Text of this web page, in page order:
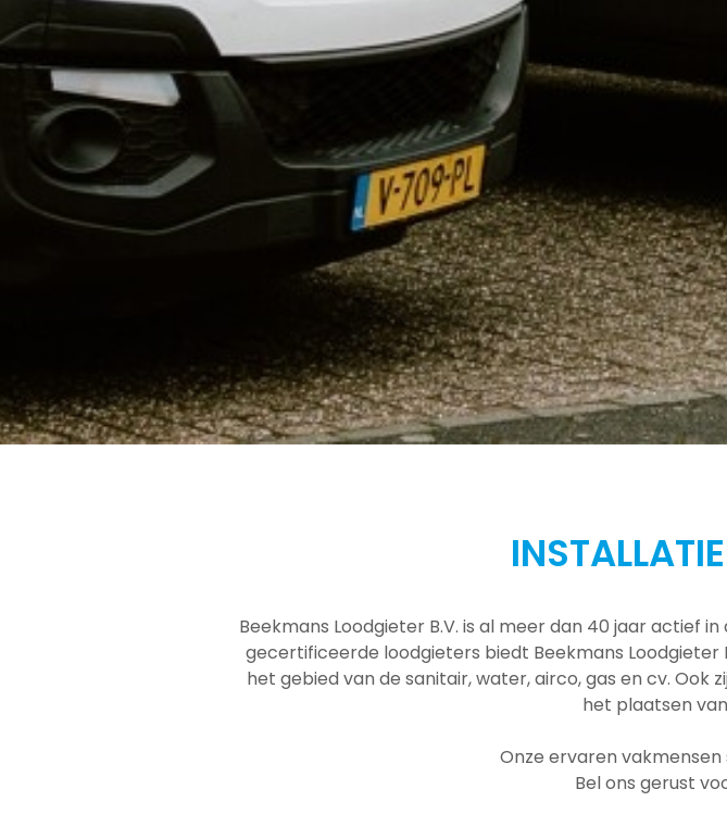
Beekmans Loodgieter B.V. is al meer dan 40 jaar actief
gecertificeerde loodgieters biedt Beekmans
het gebied van de sanitair, water, airco, gas en cv. Ook
het plaatsen
Onze ervaren
Bel ons gerust